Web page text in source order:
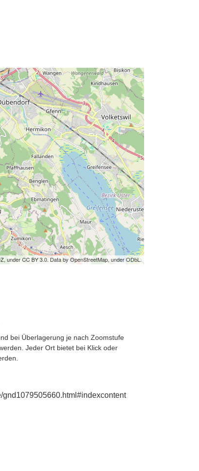
under CC BY 3.0. Data by OpenStreetMap, under ODbL.
bei Überlagerung je nach Zoomstufe
Jeder Ort bietet bei Klick oder